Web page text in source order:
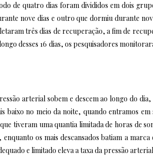
de quatro dias foram divididos em dois
nove dias e outro que dormiu durante
três dias de recuperação, a fim de
desses 16 dias, os pesquisadores
arterial sobem e descem ao longo do
baixo no meio da noite, quando entramos
tiveram uma quantia limitada de horas de
os mais descansados batiam a
e limitado eleva a taxa da pressão